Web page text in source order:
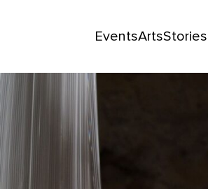
EventsArtsStories